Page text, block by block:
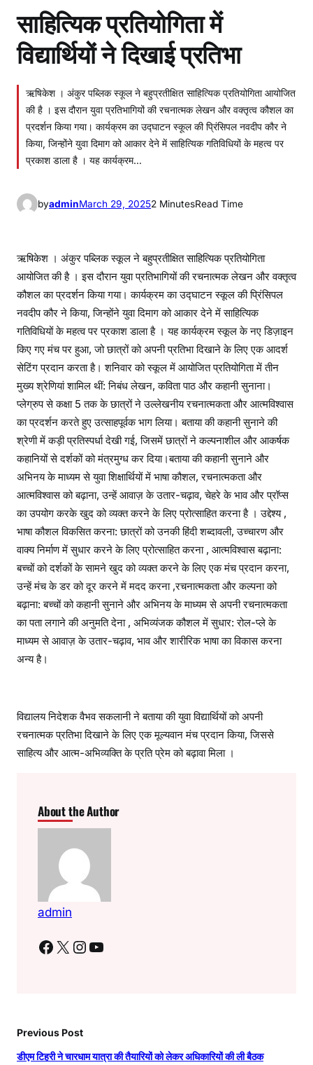
साहित्यिक प्रतियोगिता में
विद्यार्थियों ने दिखाई प्रतिभा
ऋषिकेश । अंकुर पब्लिक स्कूल ने बहुप्रतीक्षित साहित्यिक प्रतियोगिता आयोजित
की है । इस दौरान युवा प्रतिभागियों की रचनात्मक लेखन और वक्तृत्व कौशल का
प्रदर्शन किया गया। कार्यक्रम का उद्घाटन स्कूल की प्रिंसिपल नवदीप कौर ने
किया, जिन्होंने युवा दिमाग को आकार देने में साहित्यिक गतिविधियों के महत्व पर
प्रकाश डाला है । यह कार्यक्रम…
byadminMarch 29, 20252 MinutesRead Time
ऋषिकेश । अंकुर पब्लिक स्कूल ने बहुप्रतीक्षित साहित्यिक प्रतियोगिता
आयोजित की है । इस दौरान युवा प्रतिभागियों की रचनात्मक लेखन और वक्तृत्व
कौशल का प्रदर्शन किया गया। कार्यक्रम का उद्घाटन स्कूल की प्रिंसिपल
नवदीप कौर ने किया, जिन्होंने युवा दिमाग को आकार देने में साहित्यिक
गतिविधियों के महत्व पर प्रकाश डाला है । यह कार्यक्रम स्कूल के नए डिज़ाइन
किए गए मंच पर हुआ, जो छात्रों को अपनी प्रतिभा दिखाने के लिए एक आदर्श
सेटिंग प्रदान करता है। शनिवार को स्कूल में आयोजित प्रतियोगिता में तीन
मुख्य श्रेणियां शामिल थीं: निबंध लेखन, कविता पाठ और कहानी सुनाना।
प्लेग्रुप से कक्षा 5 तक के छात्रों ने उल्लेखनीय रचनात्मकता और आत्मविश्वास
का प्रदर्शन करते हुए उत्साहपूर्वक भाग लिया। बताया की कहानी सुनाने की
श्रेणी में कड़ी प्रतिस्पर्धा देखी गई, जिसमें छात्रों ने कल्पनाशील और आकर्षक
कहानियों से दर्शकों को मंत्रमुग्ध कर दिया।बताया की कहानी सुनाने और
अभिनय के माध्यम से युवा शिक्षार्थियों में भाषा कौशल, रचनात्मकता और
आत्मविश्वास को बढ़ाना, उन्हें आवाज़ के उतार-चढ़ाव, चेहरे के भाव और प्रॉप्स
का उपयोग करके खुद को व्यक्त करने के लिए प्रोत्साहित करना है । उद्देश्य ,
भाषा कौशल विकसित करना: छात्रों को उनकी हिंदी शब्दावली, उच्चारण और
वाक्य निर्माण में सुधार करने के लिए प्रोत्साहित करना , आत्मविश्वास बढ़ाना:
बच्चों को दर्शकों के सामने खुद को व्यक्त करने के लिए एक मंच प्रदान करना,
उन्हें मंच के डर को दूर करने में मदद करना ,रचनात्मकता और कल्पना को
बढ़ाना: बच्चों को कहानी सुनाने और अभिनय के माध्यम से अपनी रचनात्मकता
का पता लगाने की अनुमति देना , अभिव्यंजक कौशल में सुधार: रोल-प्ले के
माध्यम से आवाज़ के उतार-चढ़ाव, भाव और शारीरिक भाषा का विकास करना
अन्य है।
विद्यालय निदेशक वैभव सकलानी ने बताया की युवा विद्यार्थियों को अपनी
रचनात्मक प्रतिभा दिखाने के लिए एक मूल्यवान मंच प्रदान किया, जिससे
साहित्य और आत्म-अभिव्यक्ति के प्रति प्रेम को बढ़ावा मिला ।
About the Author
admin
Facebook X Instagram YouTube
Previous Post
डीएम टिहरी ने चारधाम यात्रा की तैयारियों को लेकर अधिकारियों की ली बैठक